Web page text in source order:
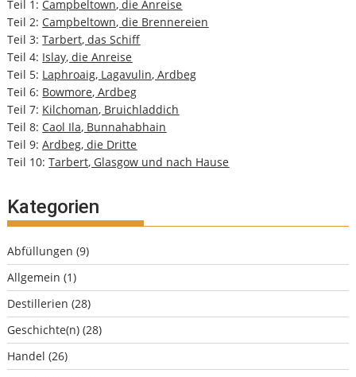
Teil 1: Campbeltown, die Anreise
Teil 2: Campbeltown, die Brennereien
Teil 3:Tarbert, das Schiff
Teil 4: Islay, die Anreise
Teil 5: Laphroaig, Lagavulin, Ardbeg
Teil 6: Bowmore, Ardbeg
Teil 7: Kilchoman, Bruichladdich
Teil 8: Caol Ila, Bunnahabhain
Teil 9:Ardbeg, die Dritte
Teil 10:Tarbert, Glasgow und nach Hause
Kategorien
Abfüllungen (9)
Allgemein (1)
Destillerien (28)
Geschichte(n) (28)
Handel (26)